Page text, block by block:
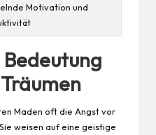
Motivation und
Maden oft die Angst vor
weisen auf eine geistige